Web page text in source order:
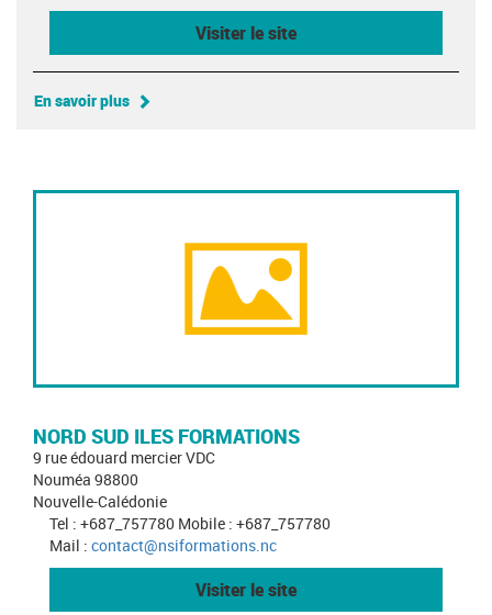
Visiter le site
En savoir plus
NORD SUD ILES FORMATIONS
9 rue édouard mercier VDC
Nouméa 98800
Nouvelle-Calédonie
Tel : +687_757780 Mobile : +687_757780
Mail : contact@nsiformations.nc
Visiter le site